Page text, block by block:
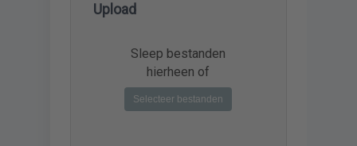
Upload
Sleep bestanden
hierheen of
Selecteer bestanden